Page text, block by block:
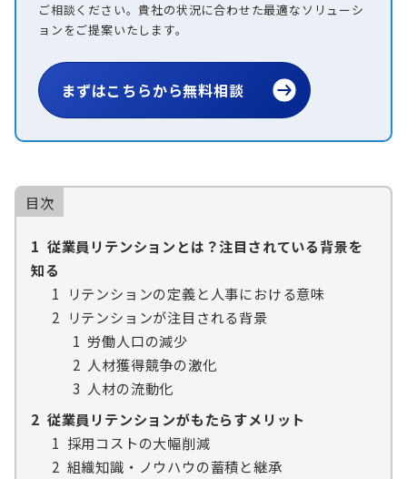
ご相談ください。貴社の状況に合わせた最適なソリューシ
ョンをご提案いたします。
まずはこちらから無料相談
目次
1 従業員リテンションとは？注目されている背景を
知る
1 リテンションの定義と人事における意味
2 リテンションが注目される背景
1 労働人口の減少
2 人材獲得競争の激化
3 人材の流動化
2 従業員リテンションがもたらすメリット
1 採用コストの大幅削減
2 組織知識・ノウハウの蓄積と継承